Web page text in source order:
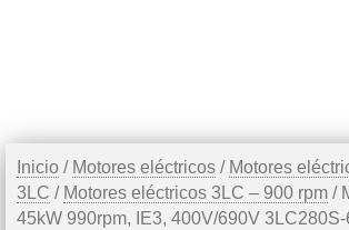
Inicio / Motores eléctricos / Motores
3LC / Motores eléctricos 3LC – 900 rpm /
45kW 990rpm, IE3, 400V/690V 3LC280S-